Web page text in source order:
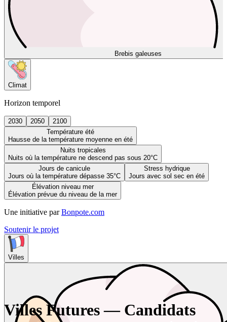
Brebis galeuses
Climat
Horizon temporel
2030 2050
2100
Température été
Hausse de la température moyenne en été
Nuits tropicales
Nuits où la température ne descend pas sous 20°C
Jours de canicule
Jours où la température dépasse 35°C
Stress hydrique
Jours avec sol sec en été
Élévation niveau mer
Élévation prévue du niveau de la mer
Une initiative par Bonpote.com
Soutenir le projet
Villes
Villes Futures — Candidats